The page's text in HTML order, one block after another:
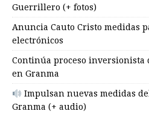
Guerrillero (+ fotos)
Anuncia Cauto Cristo medidas
electrónicos
Continúa proceso
en Granma
Impulsan nuevas medidas
Granma (+ audio)